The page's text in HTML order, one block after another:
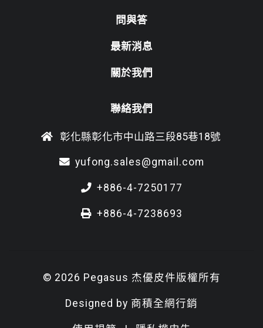
問與答
最新消息
關於我們
聯絡我們
彰化縣彰化市中山路三段85巷18號
yufong.sales@gmail.com
+886-4-7250177
+886-4-7238693
© 2026 Pegasus 杰優皮件版權所有
Designed by 商積全網行銷